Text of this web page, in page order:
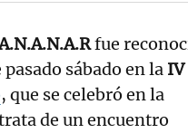
fue
sábado en la IV
, que se celebró en la
de un encuentro